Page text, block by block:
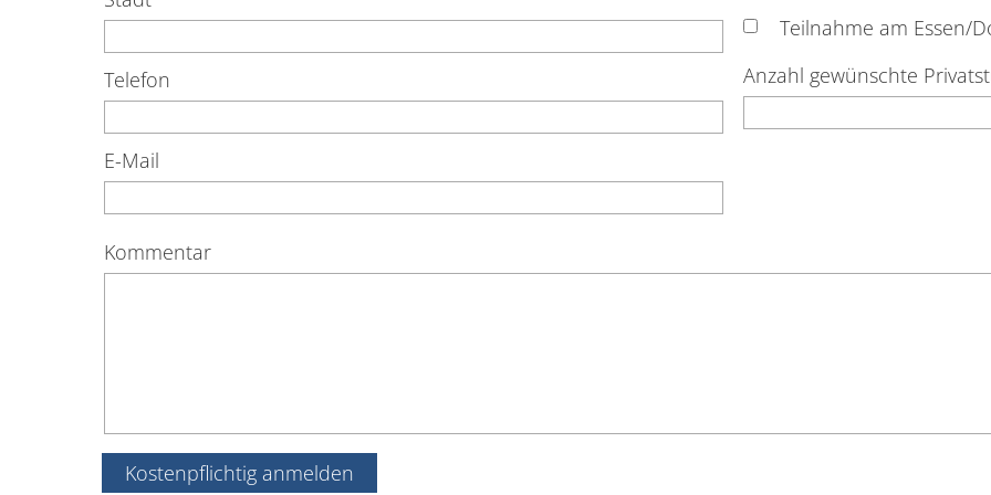
Telefon
E-Mail
Teilnahme am Essen/
Anzahl gewünschte
Kommentar